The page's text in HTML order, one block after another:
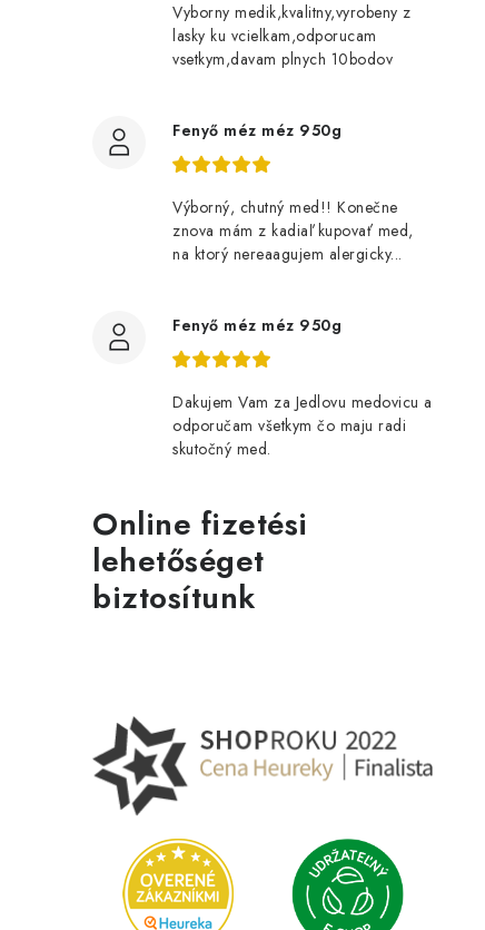
Vyborny medik,kvalitny,vyrobeny z
lasky ku vcielkam,odporucam
vsetkym,davam plnych 10bodov
Fenyő méz méz 950g
Výborný, chutný med!! Konečne
znova mám z kadiaľ kupovať med,
na ktorý nereaagujem alergicky...
Fenyő méz méz 950g
Dakujem Vam za Jedlovu medovicu a
odporučam všetkym čo maju radi
skutočný med.
Online fizetési
lehetőséget
biztosítunk